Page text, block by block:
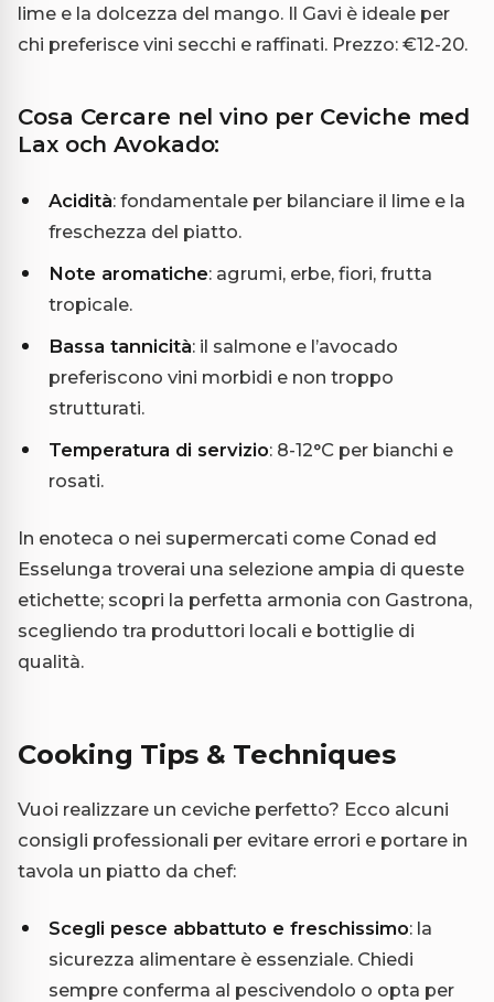
lime e la dolcezza del mango. Il Gavi è ideale per
chi preferisce vini secchi e raffinati. Prezzo: €12-20.
Cosa Cercare nel vino per Ceviche med
Lax och Avokado:
Acidità: fondamentale per bilanciare il lime e la
freschezza del piatto.
Note aromatiche: agrumi, erbe, fiori, frutta
tropicale.
Bassa tannicità: il salmone e l’avocado
preferiscono vini morbidi e non troppo
strutturati.
Temperatura di servizio: 8-12°C per bianchi e
rosati.
In enoteca o nei supermercati come Conad ed
Esselunga troverai una selezione ampia di queste
etichette; scopri la perfetta armonia con Gastrona,
scegliendo tra produttori locali e bottiglie di
qualità.
Cooking Tips & Techniques
Vuoi realizzare un ceviche perfetto? Ecco alcuni
consigli professionali per evitare errori e portare in
tavola un piatto da chef:
Scegli pesce abbattuto e freschissimo: la
sicurezza alimentare è essenziale. Chiedi
sempre conferma al pescivendolo o opta per